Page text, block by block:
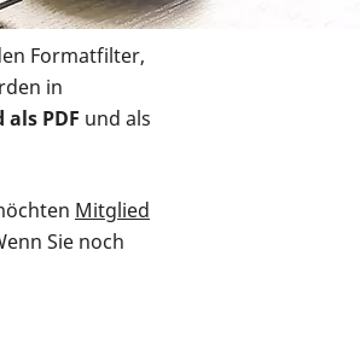
Formatfilter,
in
PDF und als
Mitglied
Sie noch